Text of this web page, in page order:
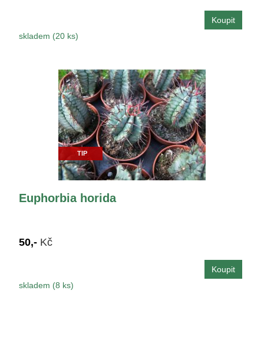
skladem (20 ks)
TIP
Euphorbia horida
50,- Kč
skladem (8 ks)